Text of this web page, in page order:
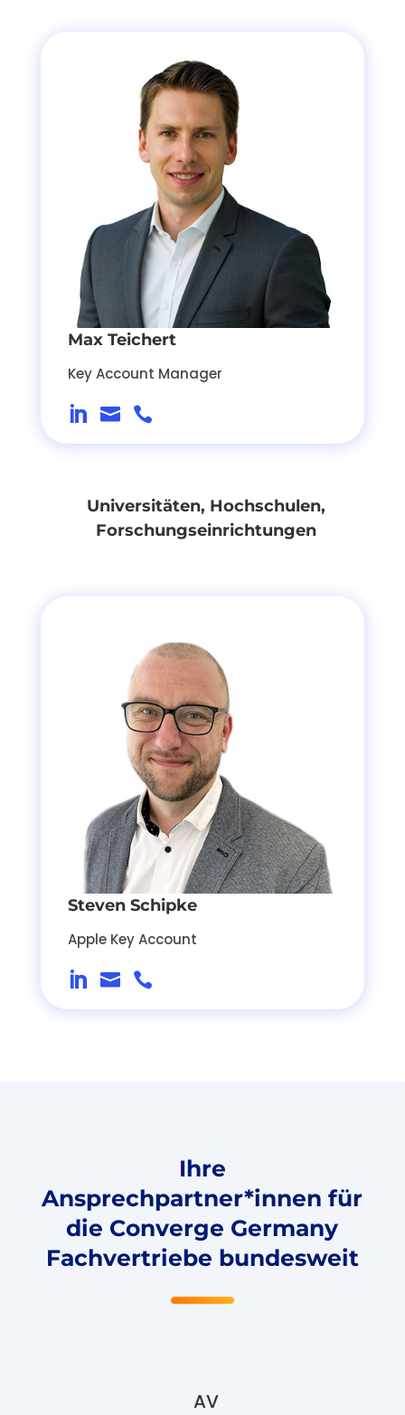
Max Teichert
Key Account Manager
  
Universitäten, Hochschulen,
Forschungseinrichtungen
Steven Schipke
Apple Key Account
  
Ihre
Ansprechpartner*innen für
die Converge Germany
Fachvertriebe bundesweit
AV